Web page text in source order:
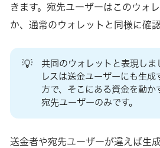
きます。宛先ユーザーはこのウォ
か、通常のウォレットと同様に確
💡
共同のウォレットと表現しま
レスは送金ユーザーにも生
方で、そこにある資金を動か
宛先ユーザーのみです。
送金者や宛先ユーザーが違えば生